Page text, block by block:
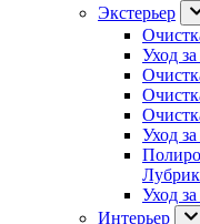
Экстерьер
Уход
Уход
Уход
Интерьер